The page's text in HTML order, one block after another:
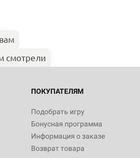
смотрели
ПОКУПАТЕЛЯМ
Подобрать игру
Бонусная программа
Информация о заказе
Возврат товара